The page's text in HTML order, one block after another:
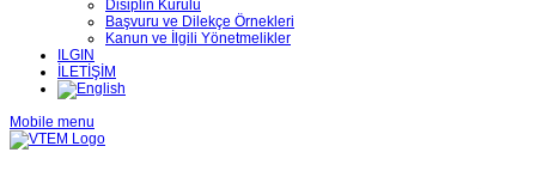
Disiplin Kurulu
Başvuru ve Dilekçe Örnekleri
Kanun ve İlgili Yönetmelikler
ILGIN
İLETİŞİM
Mobile menu